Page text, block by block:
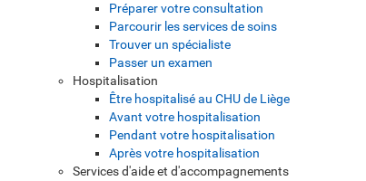
Préparer votre consultation
Parcourir les services de soins
Trouver un spécialiste
Passer un examen
Hospitalisation
Être hospitalisé au CHU de Liège
Avant votre hospitalisation
Pendant votre hospitalisation
Après votre hospitalisation
Services d'aide et d'accompagnements